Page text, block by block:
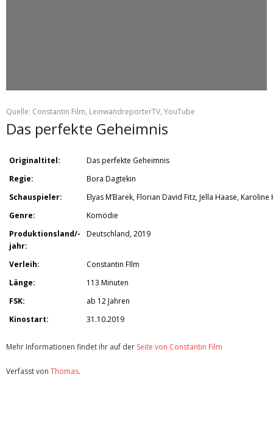
Quelle: Constantin Film, LeinwandreporterTV, YouTube
Das perfekte Geheimnis
Originaltitel:
Das perfekte Geheimnis
Regie:
Bora Dagtekin
Schauspieler:
Elyas M’Barek, Florian David Fitz, Jella Haase,
Genre:
Komödie
Produktionsland/-
jahr:
Deutschland, 2019
Verleih:
Constantin FIlm
Länge:
113 Minuten
FSK:
ab 12 Jahren
Kinostart:
31.10.2019
Mehr Informationen findet ihr auf der Seite von Constantin Film
Verfasst von Thomas.